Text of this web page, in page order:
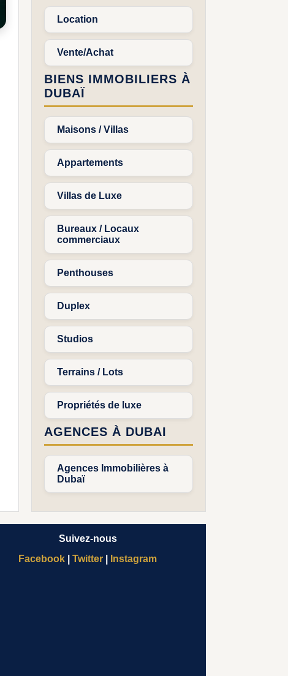
Location
Vente/Achat
BIENS IMMOBILIERS À
DUBAÏ
Maisons / Villas
Appartements
Villas de Luxe
Bureaux / Locaux
commerciaux
Penthouses
Duplex
Studios
Terrains / Lots
Propriétés de luxe
AGENCES À DUBAI
Agences Immobilières à
Dubaï
Suivez-nous
Facebook |Twitter Instagram